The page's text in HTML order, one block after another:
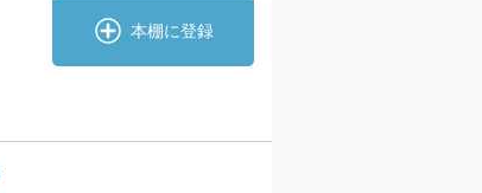
本棚に登録